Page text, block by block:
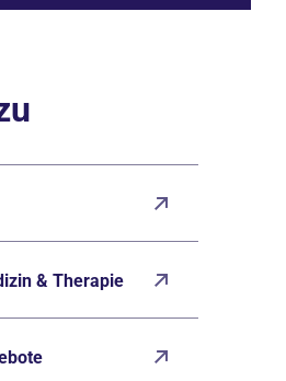
& Therapie